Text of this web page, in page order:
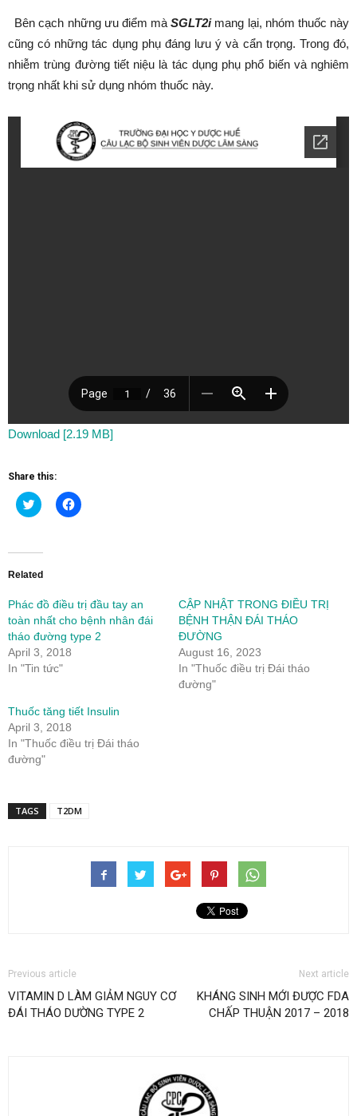
Bên cạch những ưu điểm màSGLT2imang lại, nhóm thuốc này
cũng có những tác dụng phụ đáng lưu ý và cẩn trọng. Trong đó,
nhiễm trùng đường tiết niệu là tác dụng phụ phổ biến và nghiêm
trọng nhất khi sử dụng nhóm thuốc này.
Download [2.19 MB]
Share this:
Click
to
(Opens
new
Click
to
Related
Phác đồ điều trị đầu tay an
toàn nhất cho bệnh nhân đái
tháo đường type 2
April 3, 2018
In "Tin tức"
CẬP NHẬT TRONG ĐIỀU TRỊ
BỆNH THẬN ĐÁI THÁO
ĐƯỜNG
August 16, 2023
In "Thuốc điều trị Đái tháo
đường"
Thuốc tăng tiết Insulin
April 3, 2018
In "Thuốc điều trị Đái tháo
đường"
TAGS T2DM
Previous article
VITAMIN D LÀM GIẢM NGUY CƠ
ĐÁI THÁO DƯỜNG TYPE 2
Next article
KHÁNG SINH MỚI ĐƯỢC FDA
CHẤP THUẬN 2017 – 2018